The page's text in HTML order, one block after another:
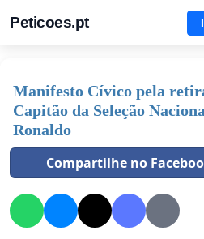
Peticoes.pt
Manifesto Cívico pela
Capitão da Seleção
Ronaldo
Compartilhe no